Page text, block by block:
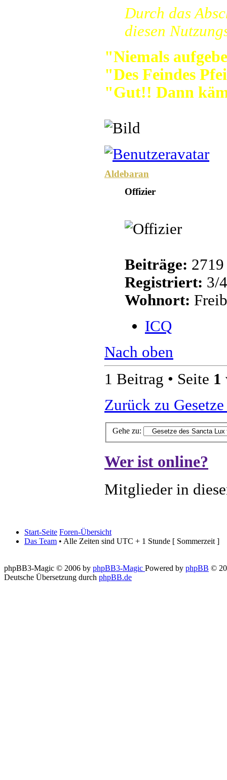
Durch das
diesen
"Niemals
"Des Feindes
"Gut!! Dann
Aldebaran
Offizier
Beiträge: 2719
Registriert: 3/
Wohnort:
ICQ
Nach oben
1 Beitrag • Seite 1
Zurück zu
Gehe zu:
Wer ist online?
Mitglieder in
Start-Seite Foren-Übersicht
Das Team • Alle Zeiten sind UTC + 1 Stunde [ Sommerzeit ]
phpBB3-Magic © 2006 by phpBB3-Magic Powered by phpBB ©
Deutsche Übersetzung durch phpBB.de